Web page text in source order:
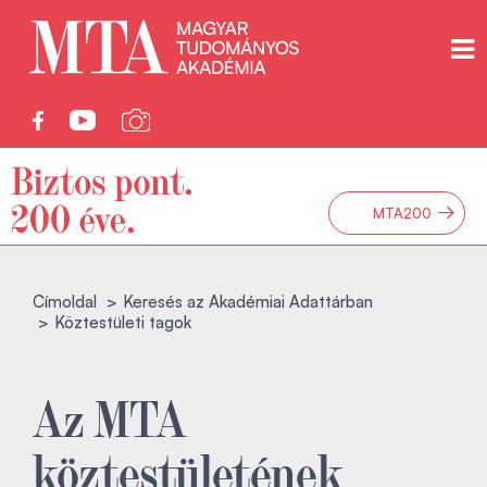
MTA200 →
Címoldal
Keresés az Akadémiai Adattárban
Köztestületi tagok
Az MTA
köztestületének